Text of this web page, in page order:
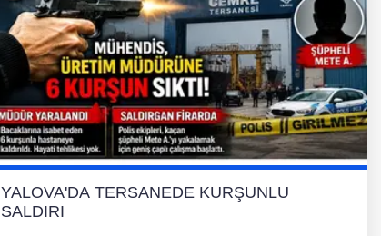
YALOVA'DA TERSANEDE KURŞUNLU
SALDIRI